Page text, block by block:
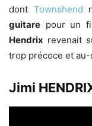
dont Townshend
guitare pour un
Hendrix revenait
trop précoce et au-
Jimi